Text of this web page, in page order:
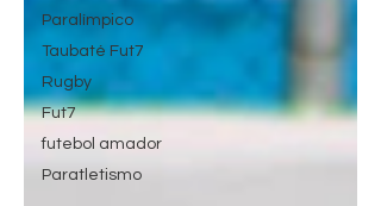
Paralímpico
Taubaté Fut7
Rugby
Fut7
futebol amador
Paratletismo